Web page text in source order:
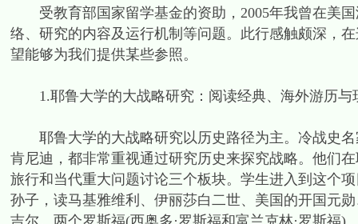
受教育部国家留学基金的资助，2005年我曾在美国
络、研究的内容及运行机制等问题。此行感触颇深，
望能够为我们提供某些参照。
1.耶鲁大学的大战略研究：阅读经典、海外游历与
耶鲁大学的大战略研究以历史路径为主。冷战史名
肯尼迪，都非常重视通过研究历史来探究战略。他们
旅行和当代重大问题讨论三个板块。学生进入到这个
孙子，读马基雅维利、伊丽莎白二世、美国的开国元
吉尔、两个罗斯福(西奥多·罗斯福和富兰克林·罗斯福